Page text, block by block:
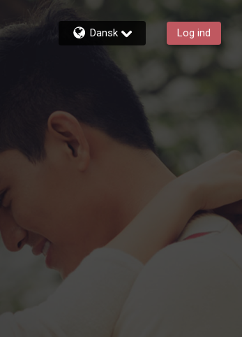
Dansk Log ind